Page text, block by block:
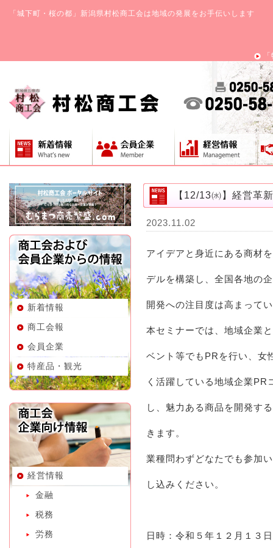
「城下町・桜の都」新潟県村松商工会は地域の発展をお手伝いします
新着情報
商工会報
会員企業
特産品・観光
経営情報
金融
税務
労務
【12/13㈬】経営革
2023.11.02
アイデアと身近にある商材
デルを構築し、全国各地の
開発への注目度は高まって
本セミナーでは、地域企業
ベント等でもPRを行い、女
く活躍している地域企業
し、魅力ある商品を開発す
きます。
業種問わずどなたでも参加
し込みください。
日時：令和５年１２月１３